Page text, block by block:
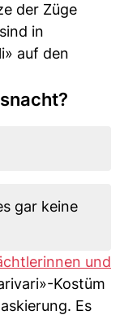
der Züge
in
auf den
gar keine
und
Kostüm
Es